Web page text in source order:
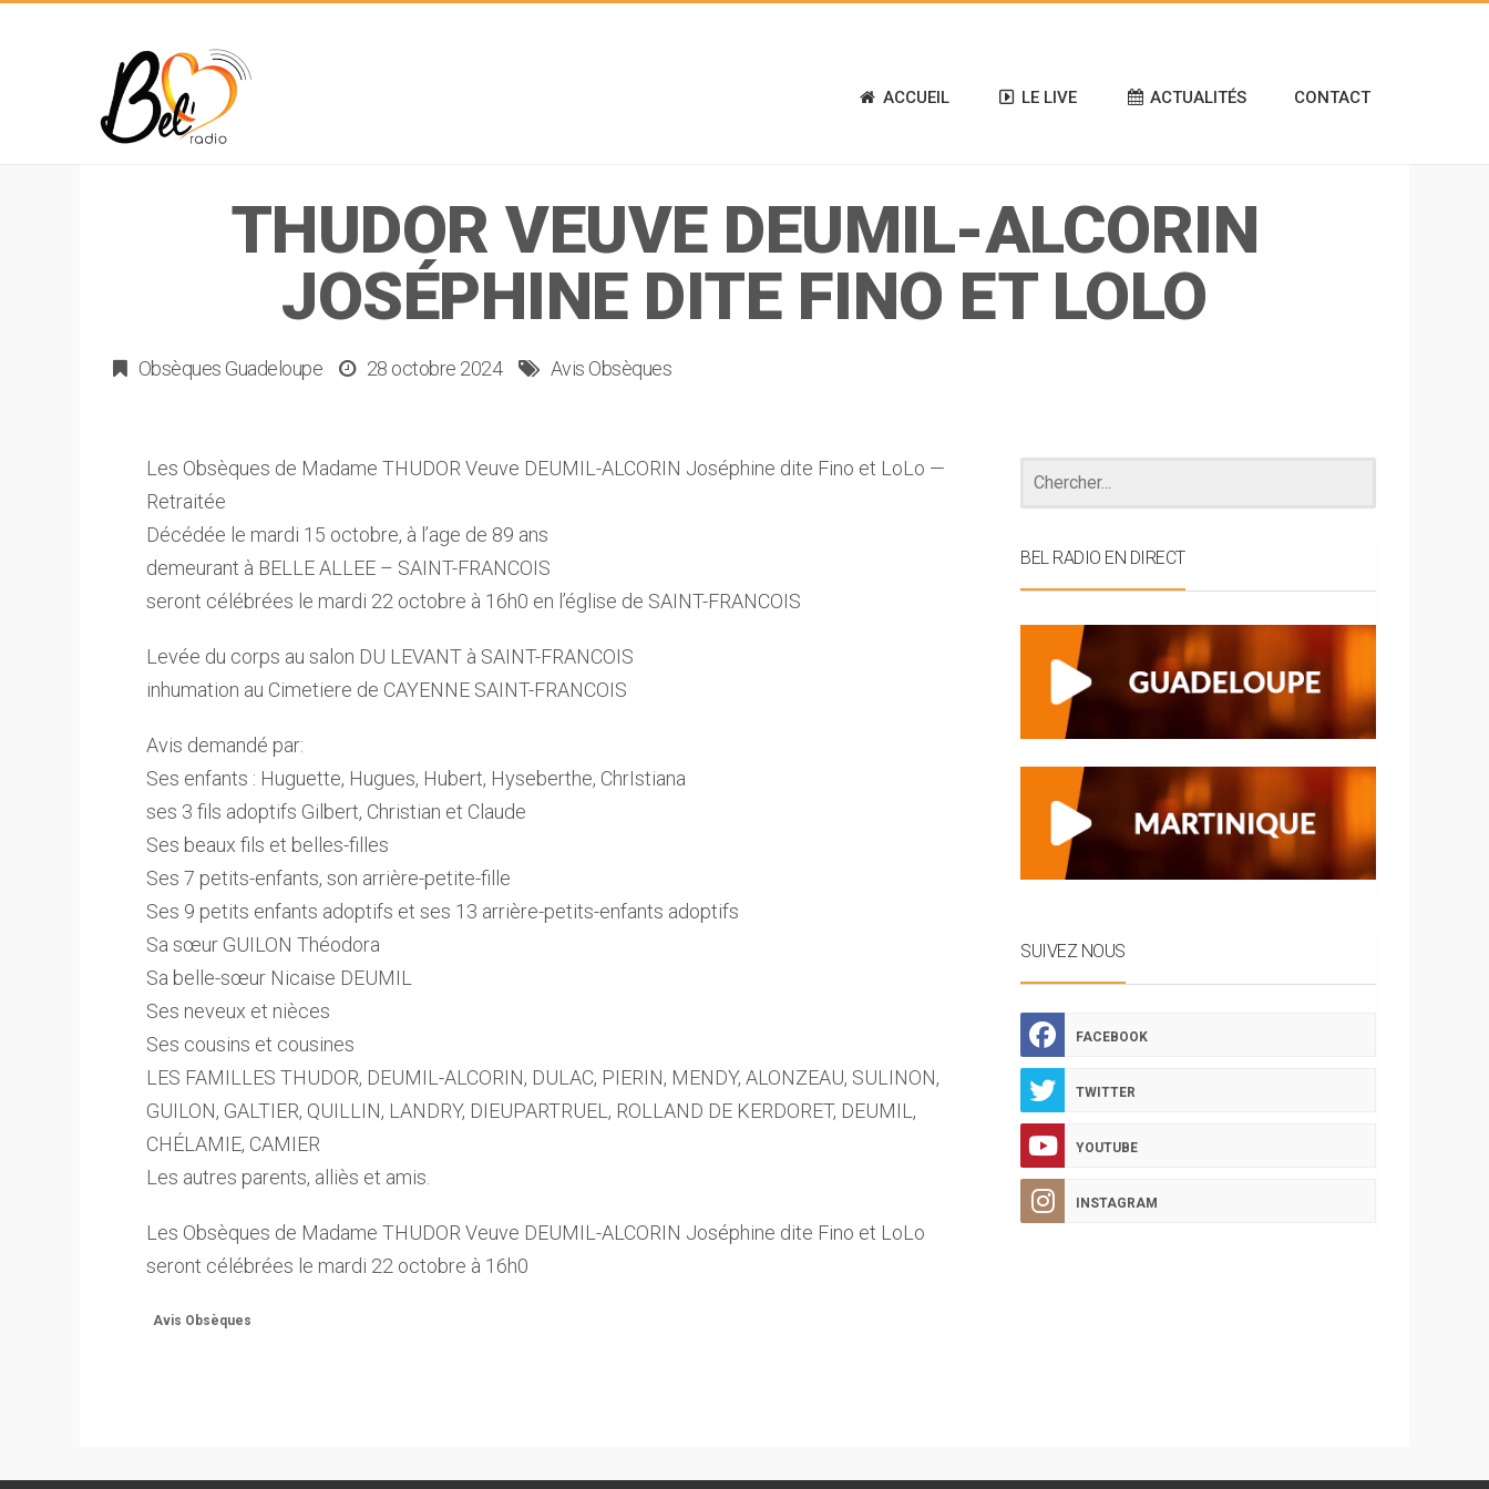
ACCUEIL LE LIVE ACTUALITÉS CONTACT
THUDOR VEUVE DEUMIL-ALCORIN
JOSÉPHINE DITE FINO ET LOLO
Obsèques Guadeloupe 28 octobre 2024 Avis Obsèques
Les Obsèques de Madame THUDOR Veuve DEUMIL-ALCORIN Joséphine dite Fino et LoLo —
Retraitée
Décédée le mardi 15 octobre, à l’age de 89 ans
demeurant à BELLE ALLEE – SAINT-FRANCOIS
seront célébrées le mardi 22 octobre à 16h0 en l’église de SAINT-FRANCOIS
Levée du corps au salon DU LEVANT à SAINT-FRANCOIS
inhumation au Cimetiere de CAYENNE SAINT-FRANCOIS
Avis demandé par:
Ses enfants : Huguette, Hugues, Hubert, Hyseberthe, ChrIstiana
ses 3 fils adoptifs Gilbert, Christian et Claude
Ses beaux fils et belles-filles
Ses 7 petits-enfants, son arrière-petite-fille
Ses 9 petits enfants adoptifs et ses 13 arrière-petits-enfants adoptifs
Sa sœur GUILON Théodora
Sa belle-sœur Nicaise DEUMIL
Ses neveux et nièces
Ses cousins et cousines
LES FAMILLES THUDOR, DEUMIL-ALCORIN, DULAC, PIERIN, MENDY, ALONZEAU, SULINON,
GUILON, GALTIER, QUILLIN, LANDRY, DIEUPARTRUEL, ROLLAND DE KERDORET, DEUMIL,
CHÉLAMIE, CAMIER
Les autres parents, alliès et amis.
Les Obsèques de Madame THUDOR Veuve DEUMIL-ALCORIN Joséphine dite Fino et LoLo
seront célébrées le mardi 22 octobre à 16h0
Avis Obsèques
BEL RADIO EN DIRECT
SUIVEZ NOUS
FACEBOOK
TWITTER
YOUTUBE
INSTAGRAM